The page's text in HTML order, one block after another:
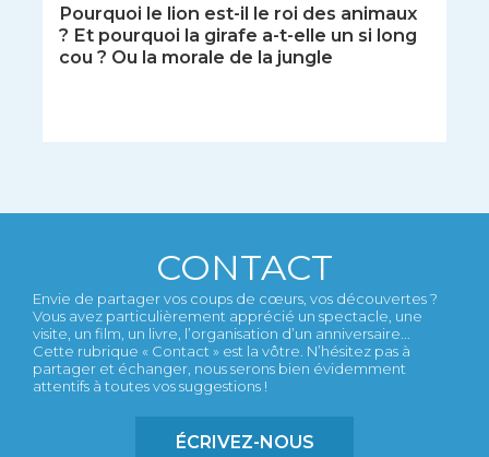
Pourquoi le lion est-il le roi des animaux
? Et pourquoi la girafe a-t-elle un si long
cou ? Ou la morale de la jungle
CONTACT
Envie de partager vos coups de cœurs, vos découvertes ?
Vous avez particulièrement apprécié un spectacle, une
visite, un film, un livre, l’organisation d’un anniversaire...
Cette rubrique « Contact » est la vôtre. N’hésitez pas à
partager et échanger, nous serons bien évidemment
attentifs à toutes vos suggestions !
ÉCRIVEZ-NOUS